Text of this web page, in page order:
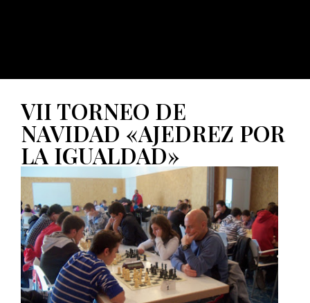
VII TORNEO DE
NAVIDAD «AJEDREZ POR
LA IGUALDAD»